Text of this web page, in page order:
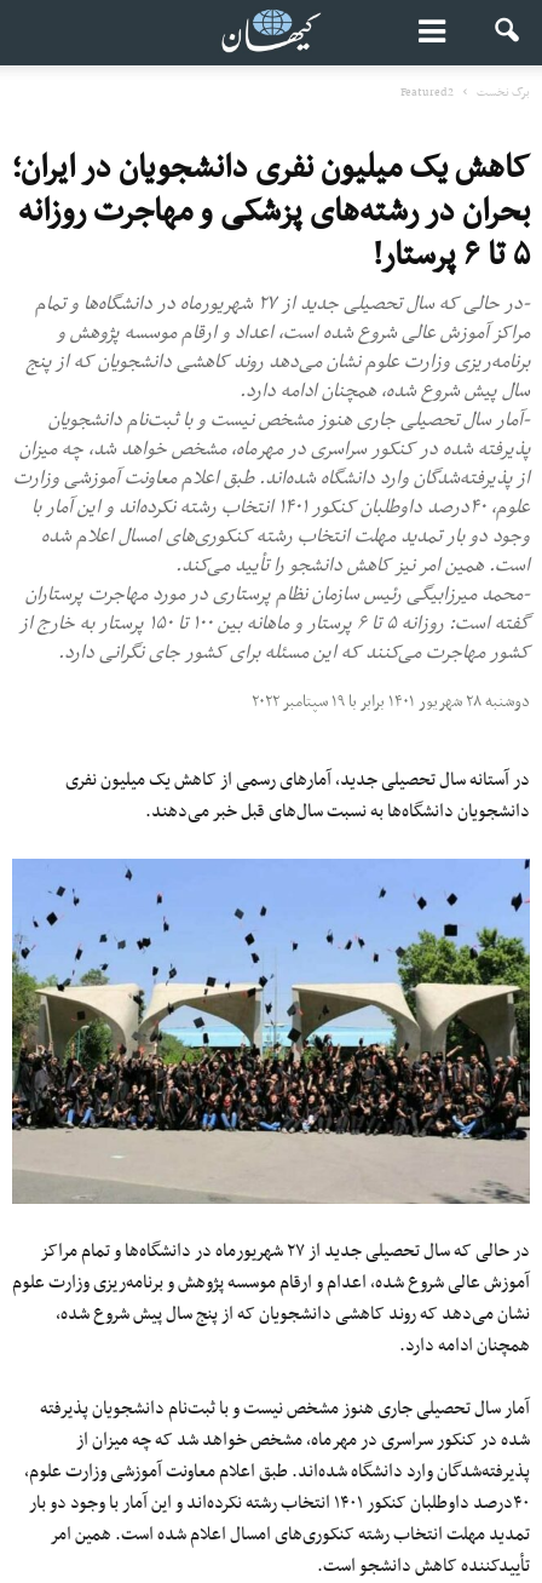
برگ نخست Featured2
کاهش یک میلیون نفری دانشجویان در ایران؛
بحران در رشته‌های پزشکی و مهاجرت روزانه
۵ تا ۶ پرستار!
-در حالی که سال تحصیلی جدید از ۲۷ شهریورماه در دانشگاه‌ها و تمام
مراکز آموزش عالی شروع شده است، اعداد و ارقام موسسه پژوهش و
برنامه‌ریزی وزارت علوم نشان می‌دهد روند کاهشی دانشجویان که از پنج
سال پیش شروع شده، همچنان ادامه دارد.
-آمار سال تحصیلی جاری هنوز مشخص نیست و با ثبت‌نام دانشجویان
پذیرفته شده در کنکور سراسری در مهرماه، مشخص خواهد شد، چه میزان
از پذیرفته‌شدگان وارد دانشگاه شده‌اند. طبق اعلام معاونت آموزشی وزارت
علوم، ۴۰درصد داوطلبان کنکور ۱۴۰۱ انتخاب رشته نکرده‌اند و این آمار با
وجود دو بار تمدید مهلت انتخاب رشته کنکوری‌های امسال اعلام شده
است. همین امر نیز کاهش دانشجو را تأیید می‌کند.
-محمد میرزابیگی رئیس سازمان نظام پرستاری در مورد مهاجرت پرستاران
گفته است: روزانه ۵ تا ۶ پرستار و ماهانه بین ۱۰۰ تا ۱۵۰ پرستار به خارج از
کشور مهاجرت می‌کنند که این مسئله برای کشور جای نگرانی دارد.
دوشنبه ۲۸ شهریور ۱۴۰۱ برابر با ۱۹ سپتامبر ۲۰۲۲
در آستانه سال تحصیلی جدید، آمارهای رسمی از کاهش یک میلیون نفری
دانشجویان دانشگاه‌ها به نسبت سال‌های قبل خبر می‌دهند.
در حالی که سال تحصیلی جدید از ۲۷ شهریورماه در دانشگاه‌ها و تمام مراکز
آموزش عالی شروع شده، اعدام و ارقام موسسه پژوهش و برنامه‌ریزی وزارت علوم
نشان می‌دهد که روند کاهشی دانشجویان که از پنج سال پیش شروع شده،
همچنان ادامه دارد.
آمار سال تحصیلی جاری هنوز مشخص نیست و با ثبت‌نام دانشجویان پذیرفته
شده در کنکور سراسری در مهرماه، مشخص خواهد شد که چه میزان از
پذیرفته‌شدگان وارد دانشگاه شده‌اند. طبق اعلام معاونت آموزشی وزارت علوم،
۴۰درصد داوطلبان کنکور ۱۴۰۱ انتخاب رشته نکرده‌اند و این آمار با وجود دو بار
تمدید مهلت انتخاب رشته کنکوری‌های امسال اعلام شده است. همین امر
تأییدکننده کاهش دانشجو است.